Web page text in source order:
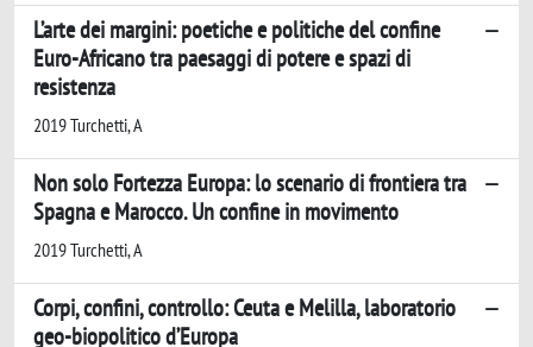
L’arte dei margini: poetiche e politiche del confine
Euro-Africano tra paesaggi di potere e spazi di
resistenza
2019 Turchetti, A
Non solo Fortezza Europa: lo scenario di frontiera tra
Spagna e Marocco. Un confine in movimento
2019 Turchetti, A
Corpi, confini, controllo: Ceuta e Melilla, laboratorio
geo-biopolitico d’Europa